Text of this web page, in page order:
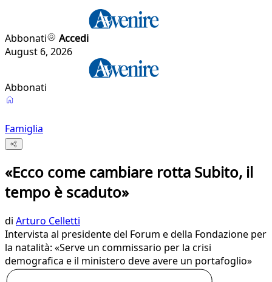
Abbonati
Accedi
August 6, 2026
Abbonati
Famiglia
«Ecco come cambiare rotta Subito, il
tempo è scaduto»
di Arturo Celletti
Intervista al presidente del Forum e della Fondazione per
la natalità: «Serve un commissario per la crisi
demografica e il ministero deve avere un portafoglio»